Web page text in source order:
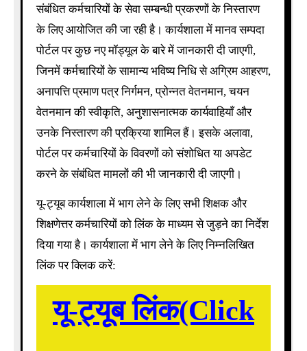
संबंधित कर्मचारियों के सेवा सम्बन्धी प्रकरणों के निस्तारण
के लिए आयोजित की जा रही है। कार्यशाला में मानव सम्पदा
पोर्टल पर कुछ नए मॉड्यूल के बारे में जानकारी दी जाएगी,
जिनमें कर्मचारियों के सामान्य भविष्य निधि से अग्रिम आहरण,
अनापत्ति प्रमाण पत्र निर्गमन, प्रोन्नत वेतनमान, चयन
वेतनमान की स्वीकृति, अनुशासनात्मक कार्यवाहियाँ और
उनके निस्तारण की प्रक्रिया शामिल हैं। इसके अलावा,
पोर्टल पर कर्मचारियों के विवरणों को संशोधित या अपडेट
करने के संबंधित मामलों की भी जानकारी दी जाएगी।
यू-ट्यूब कार्यशाला में भाग लेने के लिए सभी शिक्षक और
शिक्षणेत्तर कर्मचारियों को लिंक के माध्यम से जुड़ने का निर्देश
दिया गया है। कार्यशाला में भाग लेने के लिए निम्नलिखित
लिंक पर क्लिक करें:
यू-ट्यूब लिंक(Click